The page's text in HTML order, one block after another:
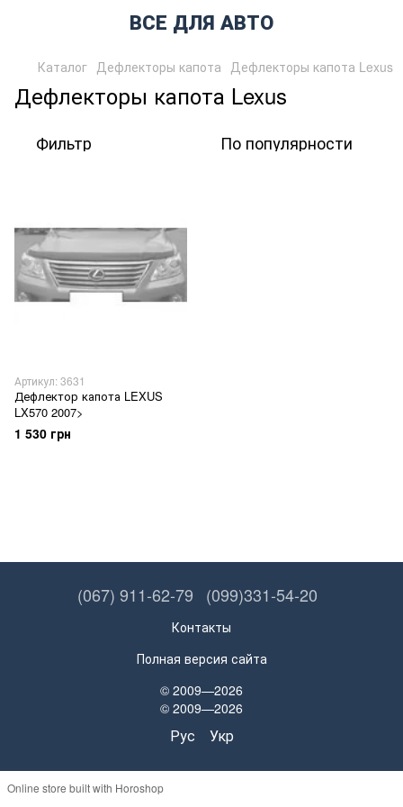
ВСЕ ДЛЯ АВТО
Каталог Дефлекторы капота Дефлекторы капота Lexus
Дефлекторы капота Lexus
Фильтр По популярности
Артикул: 3631
Дефлектор капота LEXUS
LX570 2007>
1 530 грн
(067) 911-62-79 (099)331-54-20
Контакты
Полная версия сайта
© 2009—2026
© 2009—2026
Рус Укр
Online store built with Horoshop